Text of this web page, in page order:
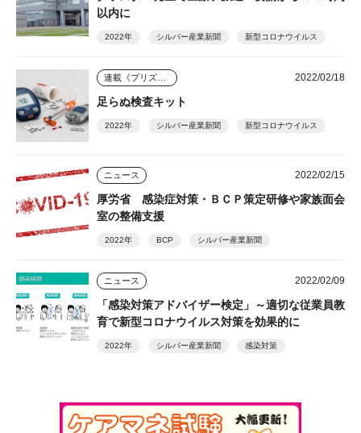
以内に
2022年 シルバー産業新聞 新型コロナウイルス
2022/02/18
足らぬ検査キット
2022年 シルバー産業新聞 新型コロナウイルス
ニュース 2022/02/15
厚労省 感染症対策・ＢＣＰ策定研修や家族面会
室の整備支援
2022年 BCP シルバー産業新聞
ニュース 2022/02/09
「感染対策アドバイザー検定」～適切な従業員教
育で新型コロナウイルス対策を効果的に
2022年 シルバー産業新聞 感染対策